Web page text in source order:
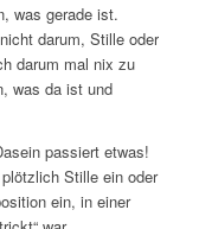
was gerade ist.
darum, Stille oder
darum mal nix zu
was da ist und
passiert etwas!
Stille ein oder
ein, in einer